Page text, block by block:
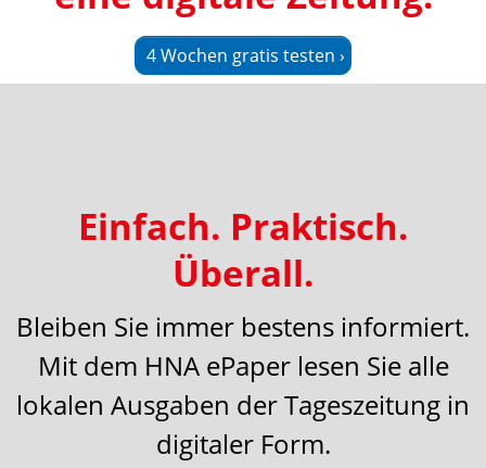
4 Wochen gratis testen ›
Einfach. Praktisch.
Überall.
Bleiben Sie immer bestens informiert.
Mit dem HNA ePaper lesen Sie alle
lokalen Ausgaben der Tageszeitung in
digitaler Form.